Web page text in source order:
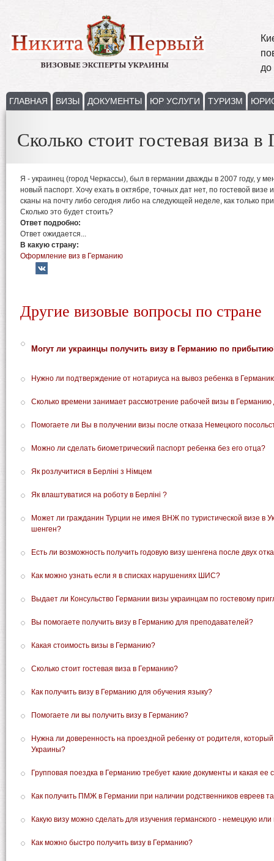
до
ГЛАВНАЯ ВИЗЫ ДОКУМЕНТЫ ЮР УСЛУГИ ТУРИЗМ
Сколько стоит гостевая виза
Я - украинец (город Черкассы), был в германии дважды в 2007 году, у
новый паспорт. Хочу ехать в октябре, точных дат нет, по гостевой визе
сканы на почту либо сегодня либо на следующей неделе, как только
Сколько это будет стоить?
Ответ подробно:
Ответ ожидается...
В какую страну:
Оформление виз в Германию
Другие визовые вопросы по стране
Могут ли украинцы получить визу в Германию по
Нужно ли подтверждение от нотариуса на вывоз ребенка в
Сколько времени занимает рассмотрение рабочей визы в Германию
Помогаете ли Вы в получении визы после отказа Немецкого
Можно ли сделать биометрический паспорт ребенка без его отца?
Як розлучитися в Берліні з Німцем
Як влаштуватися на роботу в Берліні ?
Может ли гражданин Турции не имея ВНЖ по туристической визе в
шенген?
Есть ли возможность получить годовую визу шенгена после двух
Как можно узнать если я в списках нарушениях ШИС?
Выдает ли Консульство Германии визы украинцам по гостевому
Вы помогаете получить визу в Германию для преподавателей?
Какая стоимость визы в Германию?
Сколько стоит гостевая виза в Германию?
Как получить визу в Германию для обучения языку?
Помогаете ли вы получить визу в Германию?
Нужна ли доверенность на проездной ребенку от родителя,
Украины?
Групповая поездка в Германию требует какие документы и какая ее
Как получить ПМЖ в Германии при наличии родственников евреев
Какую визу можно сделать для изучения германского - немецкую или
Как можно быстро получить визу в Германию?